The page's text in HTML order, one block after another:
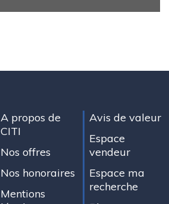
A propos de
CITI
Nos offres
Nos honoraires
Mentions
Avis de valeur
Espace
vendeur
Espace ma
recherche